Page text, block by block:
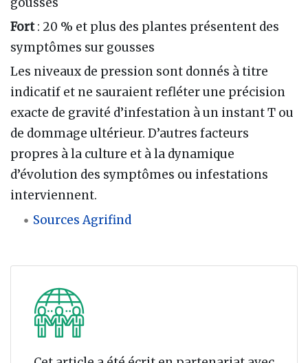
Fort: 20 % et plus des plantes présentent des
symptômes sur gousses
Les niveaux de pression sont donnés à titre
indicatif et ne sauraient refléter une précision
exacte de gravité d’infestation à un instant T ou
de dommage ultérieur. D’autres facteurs
propres à la culture et à la dynamique
d’évolution des symptômes ou infestations
interviennent.
Sources Agrifind